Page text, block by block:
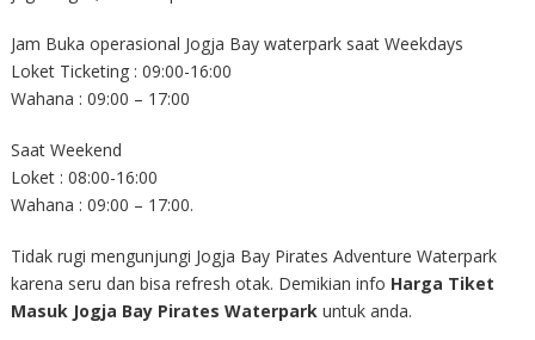
Jam Buka operasional Jogja Bay waterpark saat Weekdays
Loket Ticketing : 09:00-16:00
Wahana : 09:00 – 17:00
Saat Weekend
Loket : 08:00-16:00
Wahana : 09:00 – 17:00.
Tidak rugi mengunjungi Jogja Bay Pirates Adventure Waterpark
karena seru dan bisa refresh otak. Demikian info Harga Tiket
Masuk Jogja Bay Pirates Waterparkuntuk anda.